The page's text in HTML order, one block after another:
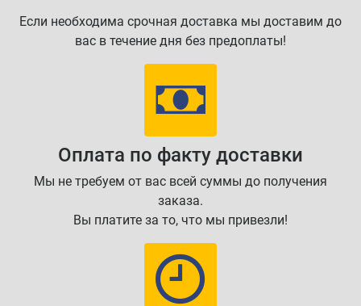
Если необходима срочная доставка мы доставим до
вас в течение дня без предоплаты!
Оплата по факту доставки
Мы не требуем от вас всей суммы до получения
заказа.
Вы платите за то, что мы привезли!